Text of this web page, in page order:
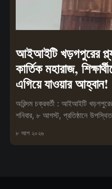
আইআইটি খড়গপুরের
কার্তিক মহারাজ,
এগিয়ে যাওয়ার আহ্বান!
অরিন্দম চক্রবর্তী : আইআইটি
শনিবার, ৮ আগস্ট, প্রতিষ্ঠানে
৮ আগ ২০২৬